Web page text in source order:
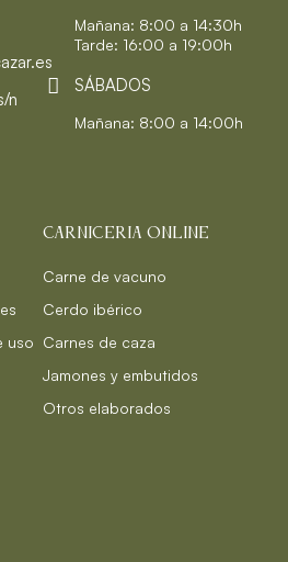
n
Mañana: 8:00 a 14:30h
Tarde: 16:00 a 19:00h
SÁBADOS
Mañana: 8:00 a 14:00h
uso
CARNICERIA ONLINE
Carne de vacuno
Cerdo ibérico
Carnes de caza
Jamones y embutidos
Otros elaborados